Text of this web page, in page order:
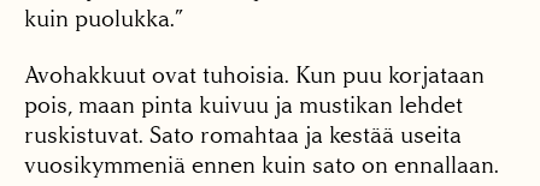
kuin puolukka.”
Avohakkuut ovat tuhoisia. Kun puu korjataan
pois, maan pinta kuivuu ja mustikan lehdet
ruskistuvat. Sato romahtaa ja kestää useita
vuosikymmeniä ennen kuin sato on ennallaan.